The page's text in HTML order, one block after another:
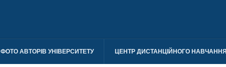
ФОТО АВТОРІВ УНІВЕРСИТЕТУ ЦЕНТР ДИСТАНЦІЙНОГО НАВЧАННЯ